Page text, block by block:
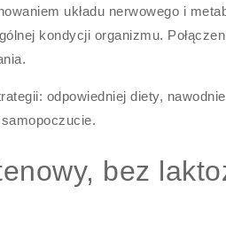
układu nerwowego i
kondycji organizmu.
odpowiedniej diety,
bez